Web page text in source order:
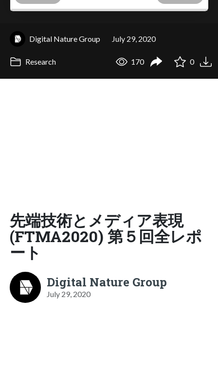
Digital Nature Group July 29, 2020
Research 170 0
先端技術とメディア表現
(FTMA2020) 第５回全レポ
ート
Digital Nature Group
July 29, 2020